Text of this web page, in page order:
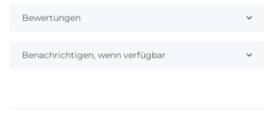
Bewertungen
Benachrichtigen, wenn verfügbar